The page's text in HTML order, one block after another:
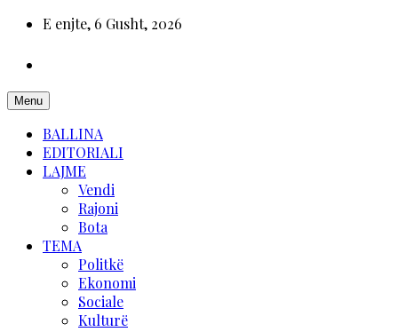
E enjte, 6 Gusht, 2026
Menu
BALLINA
EDITORIALI
LAJME
Vendi
Rajoni
Bota
TEMA
Politkë
Ekonomi
Sociale
Kulturë